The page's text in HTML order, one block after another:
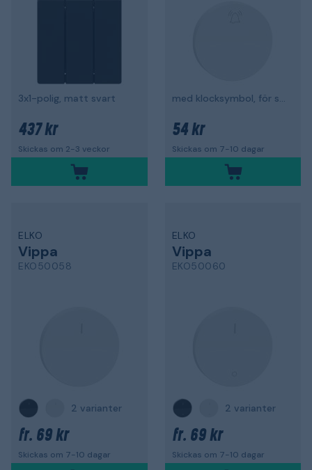
3x1-polig, matt svart
437 kr
Skickas om 2-3 veckor
med klocksymbol, för strömställare
54 kr
Skickas om 7-10 dagar
ELKO
Vippa
EKO50058
2 varianter
fr. 69 kr
Skickas om 7-10 dagar
ELKO
Vippa
EKO50060
2 varianter
fr. 69 kr
Skickas om 7-10 dagar